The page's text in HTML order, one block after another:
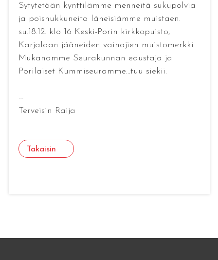
Sytytetään kynttilämme menneitä sukupolvia
ja poisnukkuneita läheisiämme muistaen.
su.18.12. klo 16 Keski-Porin kirkkopuisto,
Karjalaan jääneiden vainajien muistomerkki.
Mukanamme Seurakunnan edustaja ja
Porilaiset Kummiseuramme...tuu siekii.
--
Terveisin Raija
Takaisin